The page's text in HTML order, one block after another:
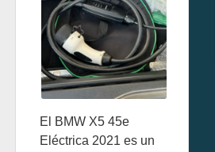
El BMW X5 45e
Eléctrica 2021 es un